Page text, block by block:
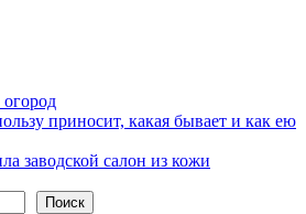
приносит, какая бывает и как ею
заводской салон из кожи
Поиск